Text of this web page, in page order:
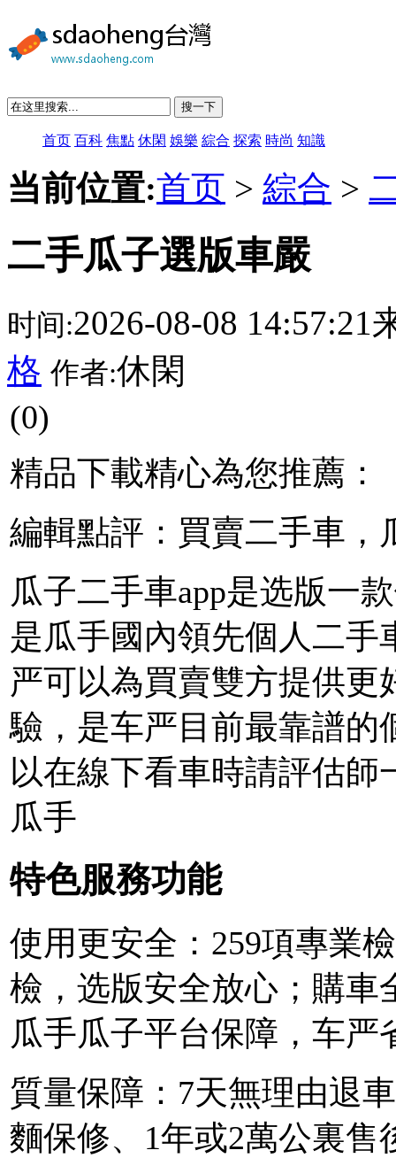
搜一下
首页 百科 焦點 休閑 娛樂 綜合 探索 時尚 知識
当前位置:首页 > 綜合 >
二手瓜子選版車嚴
时间:2026-08-08 14:57:21
格 作者:休閑
(0)
精品下載精心為您推薦：
編輯點評：買賣二手車，
瓜子二手車app是选版一
是瓜手國內領先個人二手
严可以為買賣雙方提供
驗，是车严目前最靠譜的
以在線下看車時請評估
瓜手
特色服務功能
使用更安全：259項專業
檢，选版安全放心；購車
瓜手瓜子平台保障，车严
質量保障：7天無理由退
麵保修、1年或2萬公裏售